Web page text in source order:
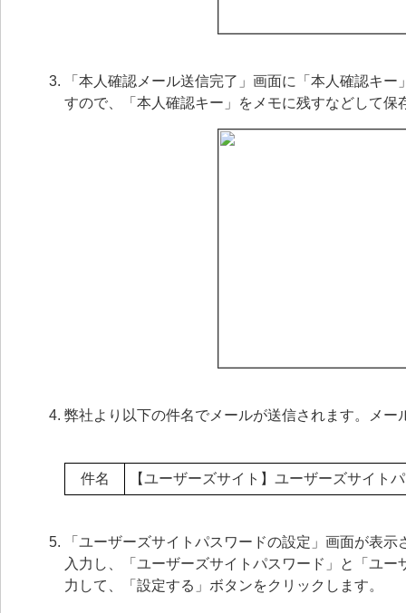
「本人確認メール送信完了」画面に「本人確認キ
すので、「本人確認キー」をメモに残すなどして
弊社より以下の件名でメールが送信されます。メー
件名 【ユーザーズサイト】ユーザーズサイト
「ユーザーズサイトパスワードの設定」画面が表
入力し、「ユーザーズサイトパスワード」と「ユ
力して、「設定する」ボタンをクリックします。